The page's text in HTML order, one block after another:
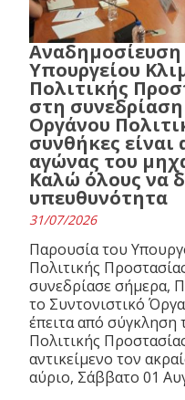
Υπουργείου
Πολιτικής
στη
Οργάνου
συνθήκες είναι
αγώνας του
Καλώ όλους να
υπευθυνότητα
31/07/2026
Παρουσία του
Πολιτικής
συνεδρίασε σήμερα,
το Συντονιστικό
έπειτα από σύγκληση
Πολιτικής
αντικείμενο τον
αύριο, Σάββατο 01